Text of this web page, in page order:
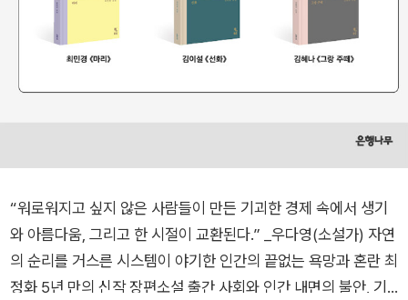
“워로워지고 싶지 않은 사람들이 만든 기괴한 경제 속에서 생기
와 아름다움, 그리고 한 시절이 교환된다.” _우다영(소설가) 자연
의 순리를 거스른 시스템이 야기한 인간의 끝없는 욕망과 혼란 최
정화 5년 만의 신작 장편소설 출간 사회와 인간 내면의 불안, 기